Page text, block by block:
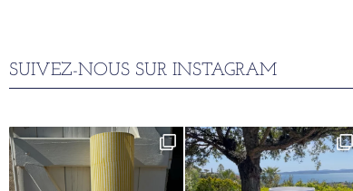
SUIVEZ-NOUS SUR INSTAGRAM